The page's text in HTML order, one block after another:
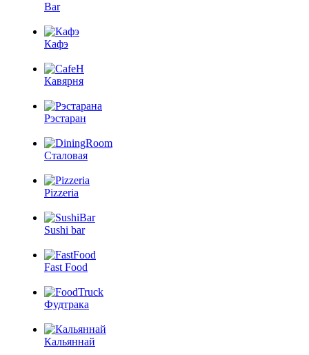
Bar
Кафэ
Кавярня
Рэстаран
Сталовая
Pizzeria
Sushi bar
Fast Food
Фудтрака
Кальяннай